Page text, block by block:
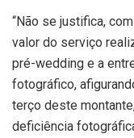
“Não se justifica,
valor do serviço
pré-wedding e a
fotográfico,
terço deste
deficiência